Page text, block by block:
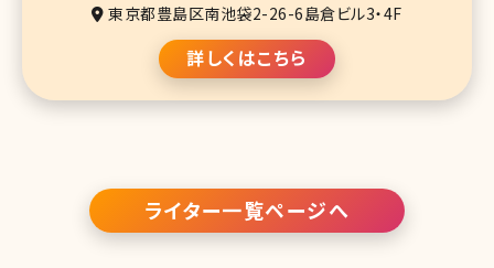
東京都豊島区南池袋2-26-6島倉ビル3・4F
詳しくはこちら
ライター一覧ページへ